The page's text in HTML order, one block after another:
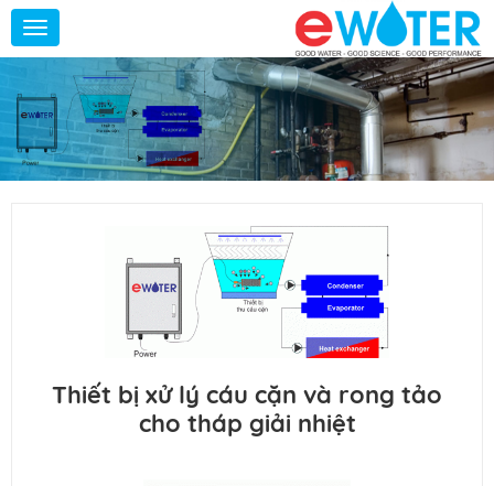
Toggle
navigation
Thiết bị xử lý cáu cặn và rong tảo
cho tháp giải nhiệt